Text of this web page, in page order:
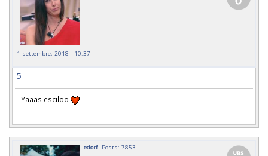
1 settembre, 2018 - 10:37
5
Yaaas esciloo
edorf Posts: 7853